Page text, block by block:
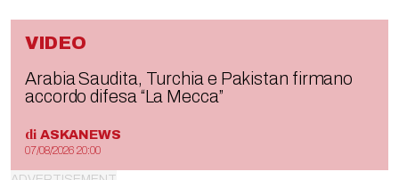
VIDEO
Arabia Saudita, Turchia e Pakistan firmano
accordo difesa “La Mecca”
di ASKANEWS
07/08/2026 20:00